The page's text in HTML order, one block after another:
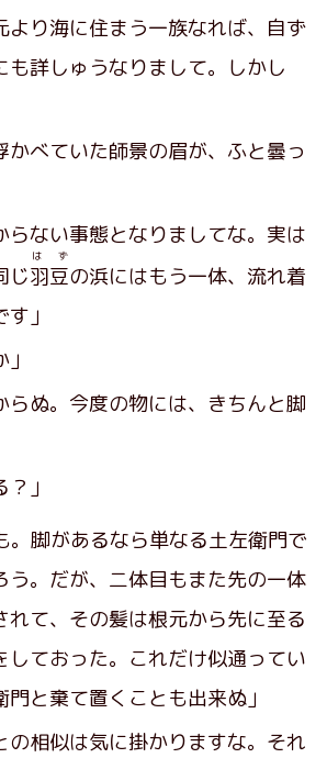
より海に住まう一族なれば、自ず
も詳しゅうなりまして。しかし
べていた師景の眉が、ふと曇っ
らない事態となりましてな。実は
じ羽豆
は ず
の浜にはもう一体、流れ着
」
らぬ。今度の物には、きちんと脚
」
。脚があるなら単なる土左衛門で
う。だが、二体目もまた先の一体
れて、その髪は根元から先に至る
しておった。これだけ似通ってい
と棄て置くことも出来ぬ」
の相似は気に掛かりますな。それ